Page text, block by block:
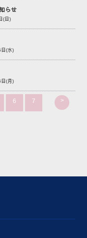
らせ
(日)
(水)
(月)
6 7 >